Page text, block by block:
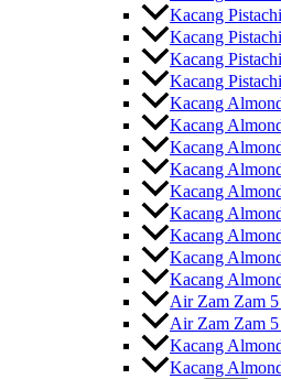
Kacang
Kacang
Kacang
Kacang
Kacang
Kacang
Kacang
Kacang
Kacang
Kacang
Kacang
Kacang
Kacang
Air Zam Zam
Air Zam Zam
Kacang
Kacang